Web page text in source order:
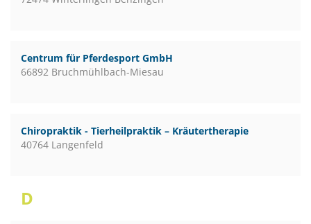
Centrum für Pferdesport GmbH
66892 Bruchmühlbach-Miesau
Chiropraktik - Tierheilpraktik – Kräutertherapie
40764 Langenfeld
D